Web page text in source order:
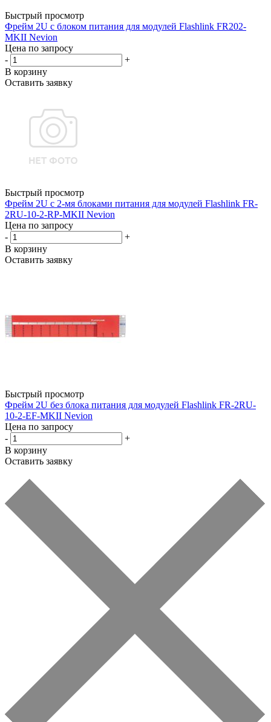
Быстрый просмотр
Фрейм 2U с блоком питания для модулей Flashlink FR202-
MKII Nevion
Цена по запросу
-
+
В корзину
Оставить заявку
Быстрый просмотр
Фрейм 2U с 2-мя блоками питания для модулей Flashlink FR-
2RU-10-2-RP-MKII Nevion
Цена по запросу
-
+
В корзину
Оставить заявку
Быстрый просмотр
Фрейм 2U без блока питания для модулей Flashlink FR-2RU-
10-2-EF-MKII Nevion
Цена по запросу
-
+
В корзину
Оставить заявку